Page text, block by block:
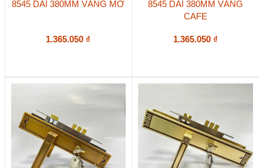
8545 DÀI 380MM VÀNG MỜ
1.365.050 ₫
8545 DÀI 380MM VÀNG
CAFE
1.365.050 ₫